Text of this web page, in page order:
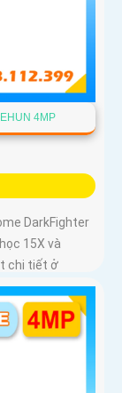
4MP
DarkFighter
15X và
chi tiết ở
và phương